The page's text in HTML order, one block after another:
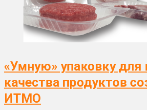
«Умную» упаковку для
качества продуктов
ИТМО